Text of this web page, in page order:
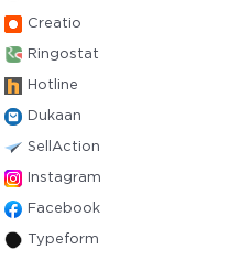
Creatio
Ringostat
Hotline
Dukaan
SellAction
Instagram
Facebook
Typeform